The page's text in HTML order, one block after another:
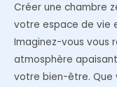
Créer une chambre
votre espace de vie
Imaginez-vous vous
atmosphère
votre bien-être. Que